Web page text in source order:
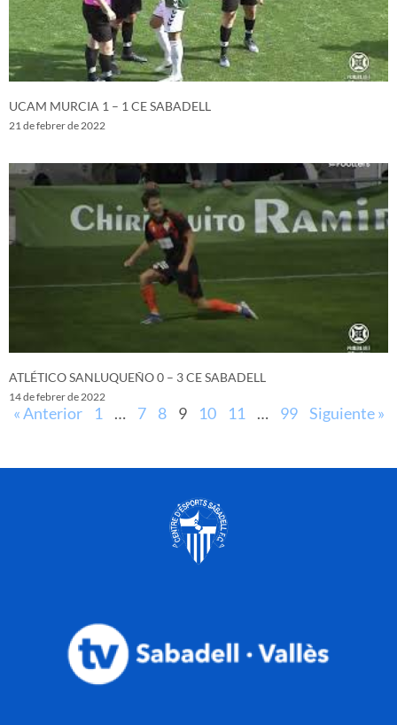
UCAM MURCIA 1 – 1 CE SABADELL
21 de febrer de 2022
ATLÉTICO SANLUQUEÑO 0 – 3 CE SABADELL
14 de febrer de 2022
« Anterior 1 … 7 8 9 10 11 … 99 Siguiente »